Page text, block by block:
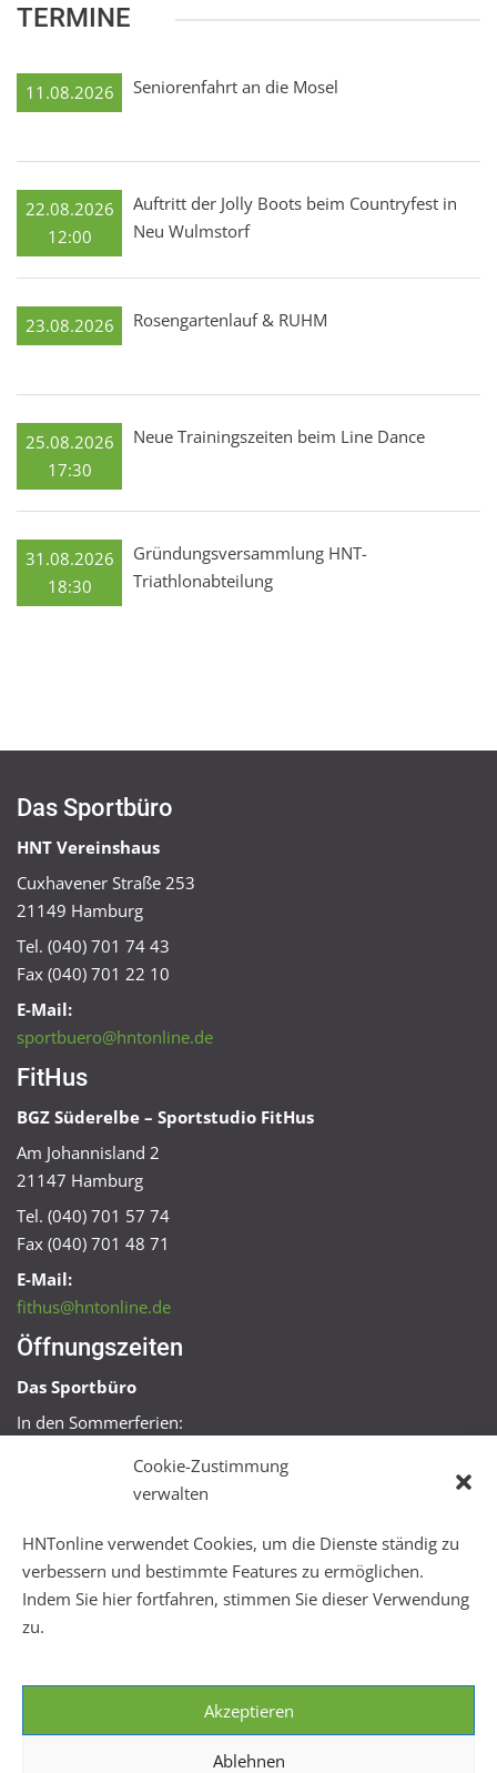
Cookie-Zustimmung
verwalten
HNTonline verwendet Cookies, um die Dienste ständig zu
verbessern und bestimmte Features zu ermöglichen.
Indem Sie hier fortfahren, stimmen Sie dieser Verwendung
zu.
Akzeptieren
Ablehnen
TERMINE
11.08.2026 Seniorenfahrt an die Mosel
22.08.2026
12:00
Auftritt der Jolly Boots beim Countryfest in
Neu Wulmstorf
23.08.2026 Rosengartenlauf & RUHM
25.08.2026
17:30
Neue Trainingszeiten beim Line Dance
31.08.2026
18:30
Gründungsversammlung HNT-
Triathlonabteilung
Das Sportbüro
HNT Vereinshaus
Cuxhavener Straße 253
21149 Hamburg
Tel. (040) 701 74 43
Fax (040) 701 22 10
E-Mail:
sportbuero@hntonline.de
FitHus
BGZ Süderelbe – Sportstudio FitHus
Am Johannisland 2
21147 Hamburg
Tel. (040) 701 57 74
Fax (040) 701 48 71
E-Mail:
fithus@hntonline.de
Öffnungszeiten
Das Sportbüro
In den Sommerferien:
Mo + Mi 16:00 – 18:00 Uhr
Mo – Fr 08:00 – 22:00 Uhr
Sa + So 10:00 – 18:00 Uhr